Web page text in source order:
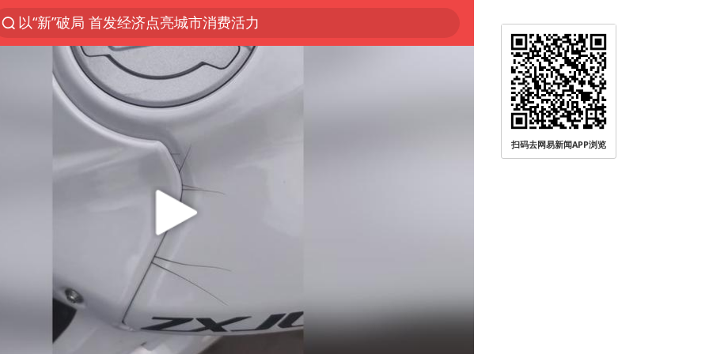
以“新”破局 首发经济点亮城市消费活力
台风白海豚影响中国已成定局
台风白海豚即将进入48小时警戒线
感觉全东北都在等7号
郑国霖回应去景区上班被保安拦下
80后女柜员逆袭成4200亿银行副行长
扎哈罗娃批广岛市长不提美国原子弹
女子利用漏洞0元薅走3000多件家电
关之琳否认与27岁模特的恋情
多地要求领导干部带头休假
扫码去网易新闻APP浏览